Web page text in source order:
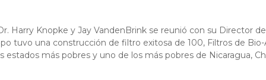
Harry Knopke y Jay VandenBrink se reunió con su Director
tuvo una construcción de filtro exitosa de 100, Filtros de
más pobres y uno de los más pobres de Nicaragua,